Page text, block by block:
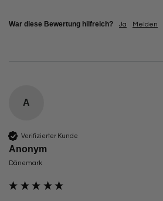
War diese Bewertung hilfreich? Ja Melden
A
Verifizierter Kunde
Anonym
Dänemark